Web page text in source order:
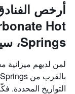
Hot
Springs، سيوغويبو
لمن لديهم ميزانية
التواريخ المحددة.